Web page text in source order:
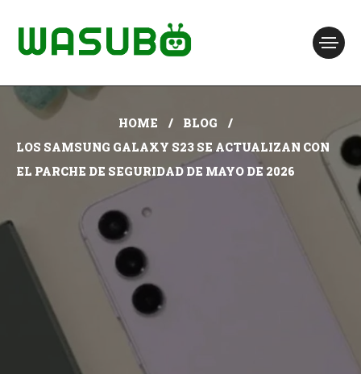
HOME
BLOG
LOS SAMSUNG GALAXY S23 SE ACTUALIZAN CON
EL PARCHE DE SEGURIDAD DE MAYO DE 2026